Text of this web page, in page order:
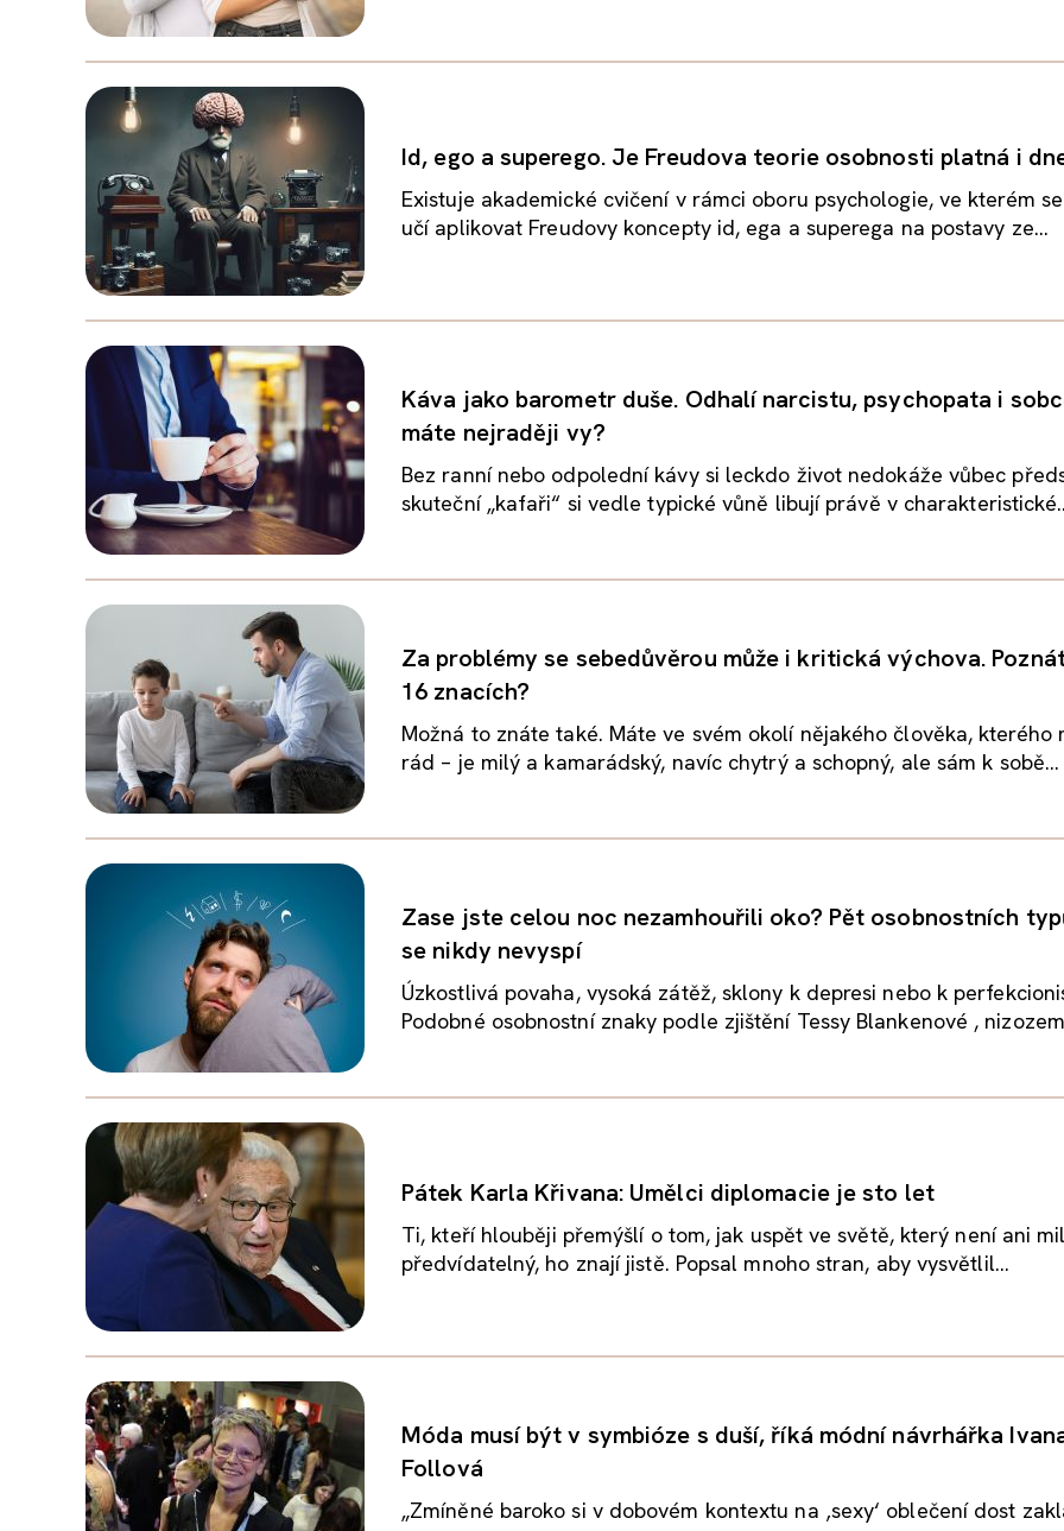
Id, ego a superego. Je Freudova teorie osobnosti platná i
Existuje akademické cvičení v rámci oboru psychologie, ve kterém
učí aplikovat Freudovy koncepty id, ega a superega na postavy ze...
Káva jako barometr duše. Odhalí narcistu, psychopata i
máte nejraději vy?
Bez ranní nebo odpolední kávy si leckdo život nedokáže vůbec
skuteční „kafaři“ si vedle typické vůně libují právě v
Za problémy se sebedůvěrou může i kritická výchova.
16 znacích?
Možná to znáte také. Máte ve svém okolí nějakého člověka, kterého
rád – je milý a kamarádský, navíc chytrý a schopný, ale sám k sobě...
Zase jste celou noc nezamhouřili oko? Pět osobnostních
se nikdy nevyspí
Úzkostlivá povaha, vysoká zátěž, sklony k depresi nebo k
Podobné osobnostní znaky podle zjištění Tessy Blankenové ,
Pátek Karla Křivana: Umělci diplomacie je sto let
Ti, kteří hlouběji přemýšlí o tom, jak uspět ve světě, který není ani
předvídatelný, ho znají jistě. Popsal mnoho stran, aby vysvětlil...
Móda musí být v symbióze s duší, říká módní návrhářka
Follová
„Zmíněné baroko si v dobovém kontextu na ‚sexy‘ oblečení dost